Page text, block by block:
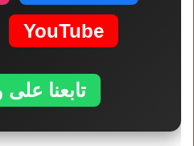
YouTube
تابعنا